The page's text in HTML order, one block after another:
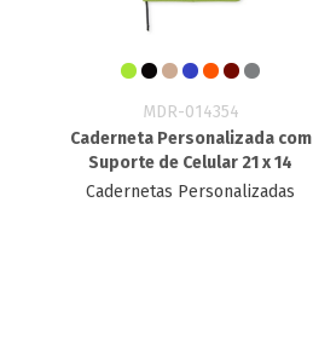
MDR-014354
Caderneta Personalizada com
Suporte de Celular 21 x 14
Cadernetas Personalizadas